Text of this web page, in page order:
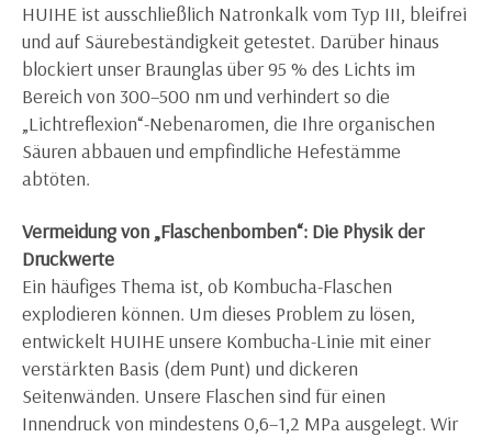
HUIHE ist ausschließlich Natronkalk vom Typ III, bleifrei
und auf Säurebeständigkeit getestet. Darüber hinaus
blockiert unser Braunglas über 95 % des Lichts im
Bereich von 300–500 nm und verhindert so die
„Lichtreflexion“-Nebenaromen, die Ihre organischen
Säuren abbauen und empfindliche Hefestämme
abtöten.
Vermeidung von „Flaschenbomben“: Die Physik der
Druckwerte
Ein häufiges Thema ist, ob Kombucha-Flaschen
explodieren können. Um dieses Problem zu lösen,
entwickelt HUIHE unsere Kombucha-Linie mit einer
verstärkten Basis (dem Punt) und dickeren
Seitenwänden. Unsere Flaschen sind für einen
Innendruck von mindestens 0,6–1,2 MPa ausgelegt. Wir